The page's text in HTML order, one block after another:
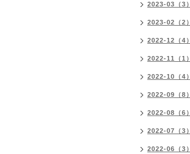
2023-03（3）
2023-02（2）
2022-12（4）
2022-11（1）
2022-10（4）
2022-09（8）
2022-08（6）
2022-07（3）
2022-06（3）